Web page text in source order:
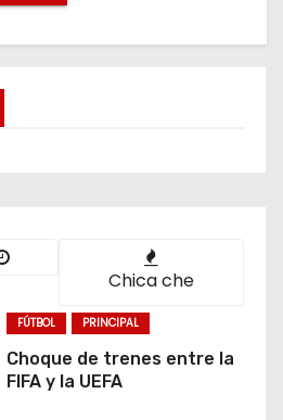
Chica che
FÚTBOL PRINCIPAL
Choque de trenes entre la
FIFA y la UEFA